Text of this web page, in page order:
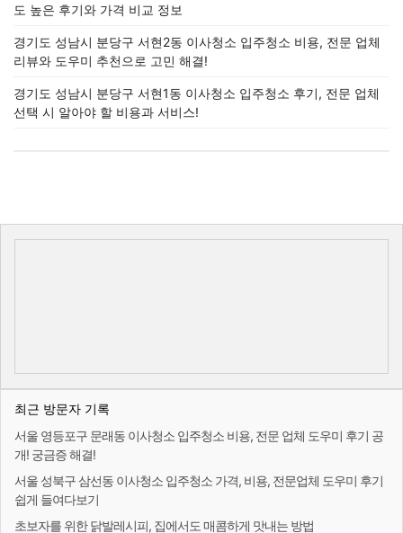
도 높은 후기와 가격 비교 정보
경기도 성남시 분당구 서현2동 이사청소 입주청소 비용, 전문 업체
리뷰와 도우미 추천으로 고민 해결!
경기도 성남시 분당구 서현1동 이사청소 입주청소 후기, 전문 업체
선택 시 알아야 할 비용과 서비스!
최근 방문자 기록
서울 영등포구 문래동 이사청소 입주청소 비용, 전문 업체 도우미 후기 공
개! 궁금증 해결!
서울 성북구 삼선동 이사청소 입주청소 가격, 비용, 전문업체 도우미 후기
쉽게 들여다보기
초보자를 위한 닭발레시피, 집에서도 매콤하게 맛내는 방법